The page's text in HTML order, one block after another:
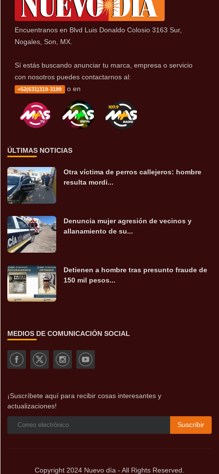
Encuentranos en Blvd Luis Donaldo Colosio 3163 Sur,
Nogales, Son, MX.
Sí estás buscando anunciar tu marca, empresa o servicio
con nosotros puedes contactarnos al:
+52(631)319-3199 o en
ÚLTIMAS NOTICIAS
Otra víctima de perros callejeros: hombre
resulta mordi...
Denuncia mujer agresión de vecinos y
allanamiento de su...
Detienen a hombre tras presunto fraude de
150 mil pesos...
MEDIOS DE COMUNICACIÓN SOCIAL
¡Suscríbete aquí para recibir cosas interesantes y
actualizaciones!
Suscribir
Copyright 2024 Nuevo día - All Rights Reserved.